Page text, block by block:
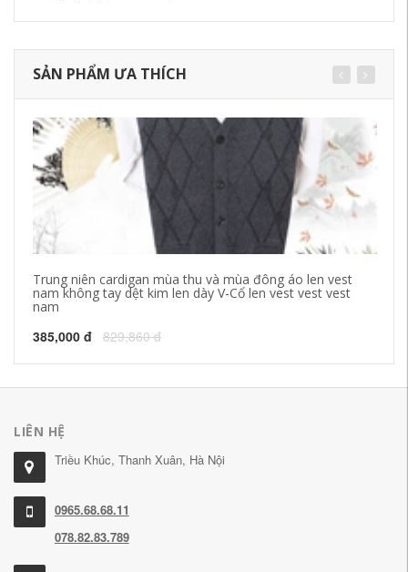
SẢN PHẨM ƯA THÍCH
Trung niên cardigan mùa thu và mùa đông áo len vest
nam không tay dệt kim len dày V-Cổ len vest vest vest
nam
385,000 đ 829,860 đ
LIÊN HỆ
Triều Khúc, Thanh Xuân, Hà Nội
0965.68.68.11
078.82.83.789